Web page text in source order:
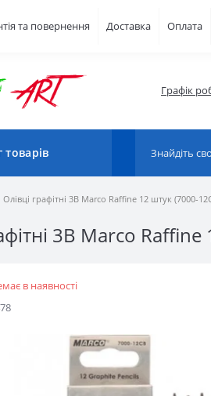
та повернення Доставка Оплата
Графік
товарів
Олівці графітні 3B Marco Raffine 12 штук (7000-
3B Marco
в наявності